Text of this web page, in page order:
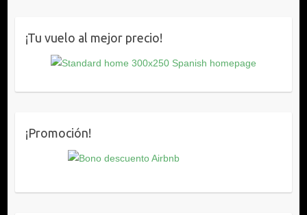
¡Tu vuelo al mejor precio!
¡Promoción!